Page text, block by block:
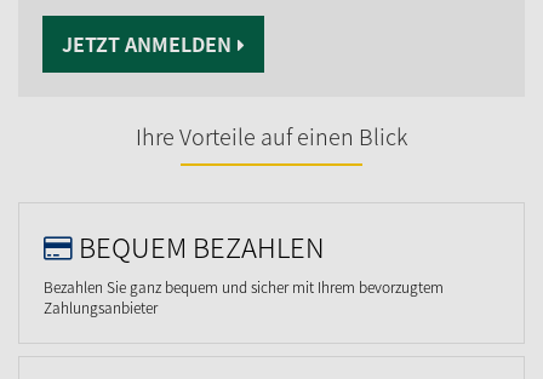
JETZT ANMELDEN
Ihre Vorteile auf einen Blick
BEQUEM BEZAHLEN
Bezahlen Sie ganz bequem und sicher mit Ihrem bevorzugtem
Zahlungsanbieter